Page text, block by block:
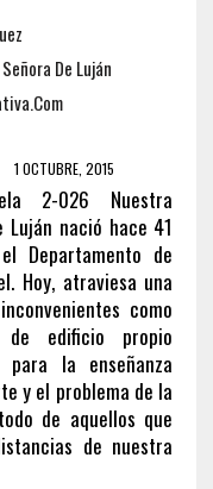
De Luján
1 OCTUBRE, 2015
2-026 Nuestra
Luján nació hace 41
Departamento de
Hoy, atraviesa una
como
edificio propio
para la enseñanza
y el problema de la
de aquellos que
de nuestra